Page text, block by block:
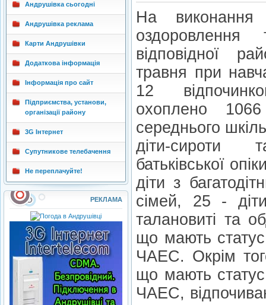
Андрушівка сьогодні
Андрушівка реклама
Карти Андрушівки
Додаткова інформація
Інформація про сайт
Підприємства, установи,
організації району
3G Інтернет
Супутникове телебачення
Не переплачуйте!
РЕКЛАМА
На
оздоровлення
відповідної
травня при
12
охоплено
середнього
діти-сироти
батьківської
діти з
сімей, 25 -
талановиті та
що мають статус
ЧАЕС. Окрім
що мають статус
ЧАЕС,